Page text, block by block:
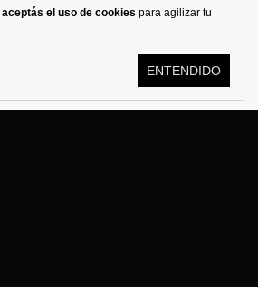
aceptás el uso de cookies para agilizar tu
ENTENDIDO